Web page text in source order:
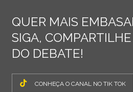
QUER MAIS
SIGA,
DO DEBATE!
CONHEÇA O CANAL NO TIK TOK